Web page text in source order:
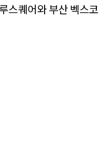
스퀘어와 부산 벡스코